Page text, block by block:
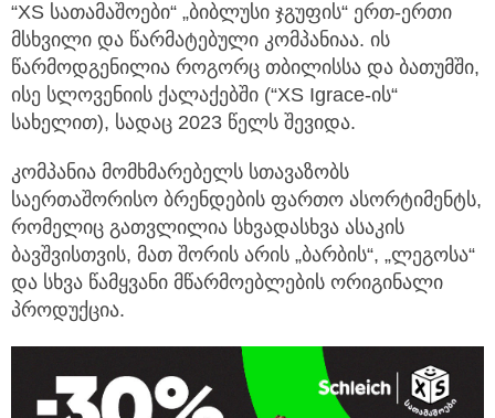
“XS სათამაშოები“ „ბიბლუსი ჯგუფის“ ერთ-ერთი
მსხვილი და წარმატებული კომპანიაა. ის
წარმოდგენილია როგორც თბილისსა და ბათუმში,
ისე სლოვენიის ქალაქებში (“XS Igrace-ის“
სახელით), სადაც 2023 წელს შევიდა.
კომ­პა­ნია მომ­ხმა­რე­ბელს სთავაზობს
საერთაშორისო ბრენ­დების ფარ­თო ასორ­ტი­მენტს,
რო­მე­ლიც გათ­ვლი­ლია სხვადასხვა ასა­კის
ბავშვის­თვის, მათ შორის არის „ბარბის“, „ლეგოსა“
და სხვა წამყვანი მწარმოებლების ორიგინალი
პროდუქცია.